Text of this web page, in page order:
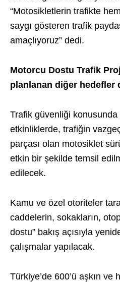
“Motosikletlerin trafikte
saygı gösteren trafik
amaçlıyoruz” dedi.
Motorcu Dostu Trafik
planlanan diğer hedefler
Trafik güvenliği konusunda
etkinliklerde, trafiğin
parçası olan motosiklet
etkin bir şekilde temsil
edilecek.
Kamu ve özel otoriteler
caddelerin, sokakların,
dostu” bakış açısıyla
çalışmalar yapılacak.
Türkiye’de 600’ü aşkın